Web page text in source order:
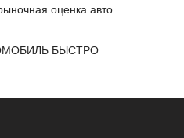
оценка авто.
БЫСТРО